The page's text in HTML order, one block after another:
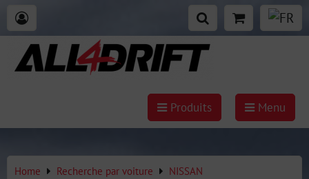
Produits Menu
Home Recherche par voiture
NISSAN